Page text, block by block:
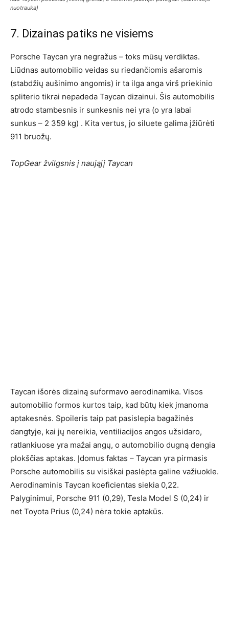
nuotrauka)
7. Dizainas patiks ne visiems
Porsche Taycan yra negražus – toks mūsų verdiktas.
Liūdnas automobilio veidas su riedančiomis ašaromis
(stabdžių aušinimo angomis) ir ta ilga anga virš priekinio
spliterio tikrai nepadeda Taycan dizainui. Šis automobilis
atrodo stambesnis ir sunkesnis nei yra (o yra labai
sunkus – 2 359 kg) . Kita vertus, jo siluete galima įžiūrėti
911 bruožų.
TopGear žvilgsnis į naująjį Taycan
Taycan išorės dizainą suformavo aerodinamika. Visos
automobilio formos kurtos taip, kad būtų kiek įmanoma
aptakesnės. Spoileris taip pat pasislepia bagažinės
dangtyje, kai jų nereikia, ventiliacijos angos užsidaro,
ratlankiuose yra mažai angų, o automobilio dugną dengia
plokščias aptakas. Įdomus faktas – Taycan yra pirmasis
Porsche automobilis su visiškai paslėpta galine važiuokle.
Aerodinaminis Taycan koeficientas siekia 0,22.
Palyginimui, Porsche 911 (0,29), Tesla Model S (0,24) ir
net Toyota Prius (0,24) nėra tokie aptakūs.